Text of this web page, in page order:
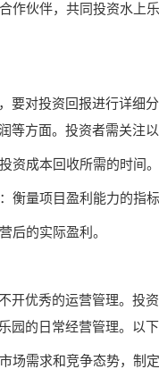
作伙伴，共同投资水上
要对投资回报进行详细
等方面。投资者需关注以
资成本回收所需的时间。
衡量项目盈利能力的指标
后的实际盈利。
开优秀的运营管理。投
园的日常经营管理。以
场需求和竞争态势，制